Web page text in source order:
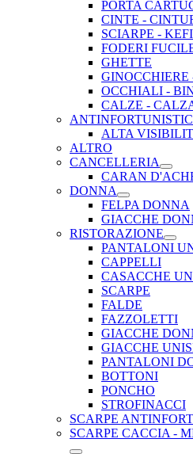
PORTA
CINTE -
SCIARPE -
FODERI
GHETTE
GINOCCHIERE
OCCHIALI -
CALZE -
ALTA
ALTRO
CANCELLERIA
CARAN
DONNA
FELPA DONNA
GIACCHE
RISTORAZIONE
PANTALONI
CAPPELLI
CASACCHE
SCARPE
FALDE
FAZZOLETTI
GIACCHE
GIACCHE
PANTALONI
BOTTONI
PONCHO
STROFINACCI
SCARPE
SCARPE CACCIA -